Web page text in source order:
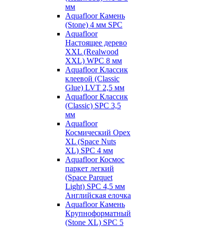
мм
Aquafloor Камень
(Stone) 4 мм SPC
Aquafloor
Настоящее дерево
XXL (Realwood
XXL) WPC 8 мм
Aquafloor Классик
клеевой (Classic
Glue) LVT 2,5 мм
Aquafloor Классик
(Classic) SPC 3,5
мм
Aquafloor
Космический Орех
XL (Space Nuts
XL) SPC 4 мм
Aquafloor Космос
паркет легкий
(Space Parquet
Light) SPC 4,5 мм
Английская елочка
Aquafloor Камень
Крупноформатный
(Stone XL) SPC 5